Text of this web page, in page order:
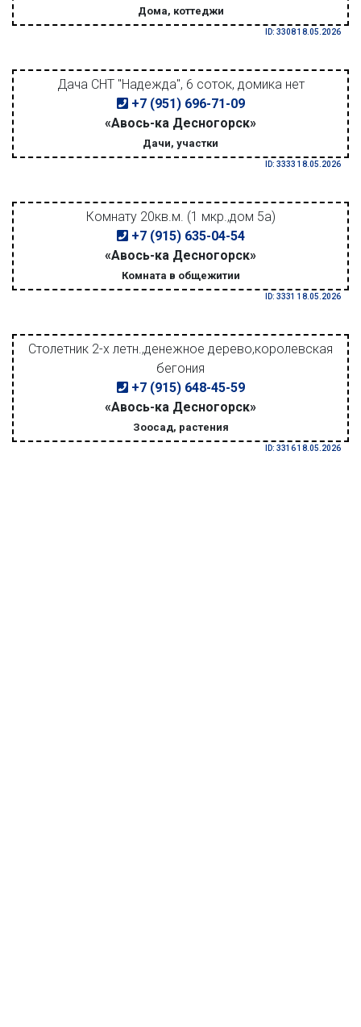
Дома, коттеджи
ID: 3308 18.05.2026
Дача СНТ "Надежда", 6 соток, домика нет
+7 (951) 696-71-09
«Авось-ка Десногорск»
Дачи, участки
ID: 3333 18.05.2026
Комнату 20кв.м. (1 мкр.,дом 5а)
+7 (915) 635-04-54
«Авось-ка Десногорск»
Комната в общежитии
ID: 3331 18.05.2026
Столетник 2-х летн.,денежное дерево,королевская
бегония
+7 (915) 648-45-59
«Авось-ка Десногорск»
Зоосад, растения
ID: 3316 18.05.2026